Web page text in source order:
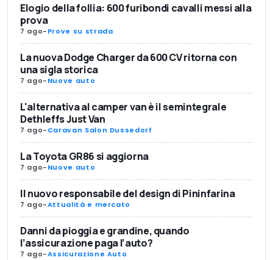
Elogio della follia: 600 furibondi cavalli messi alla
prova
7 ago-Prove su strada
La nuova Dodge Charger da 600 CV ritorna con
una sigla storica
7 ago-Nuove auto
L'alternativa al camper van è il semintegrale
Dethleffs Just Van
7 ago-Caravan Salon Dussedorf
La Toyota GR86 si aggiorna
7 ago-Nuove auto
Il nuovo responsabile del design di Pininfarina
7 ago-Attualità e mercato
Danni da pioggia e grandine, quando
l’assicurazione paga l’auto?
7 ago-Assicurazione Auto